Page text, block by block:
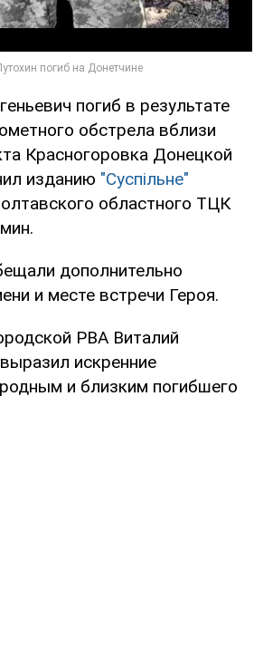
погиб в результате
обстрела вблизи
Красногоровка Донецкой
изданию "Суспільне"
областного ТЦК
дополнительно
и месте встречи Героя.
РВА Виталий
искренние
и близким погибшего